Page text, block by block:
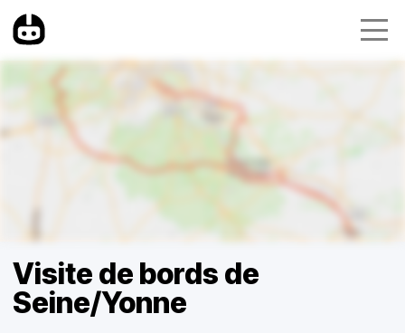
Visite de bords de
Seine/Yonne